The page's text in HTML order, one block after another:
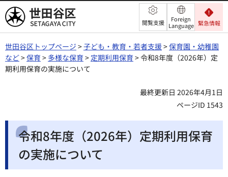
世田谷区 閲覧支援
Foreign
Language 緊急情報
世田谷区トップページ >子ども・教育・若者支援>保育園・幼稚園
など>保育 > 多様な保育 > 定期利用保育 > 令和8年度（2026年）定
期利用保育の実施について
最終更新日 2026年4月1日
ページID 1543
令和8年度（2026年）定期利用保育
の実施について